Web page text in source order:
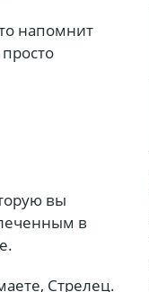
напомнит
вы
в
Стрелец.